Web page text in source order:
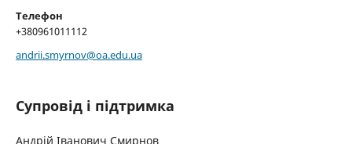
Телефон
+380961011112
andrii.smyrnov@oa.edu.ua
Супровід і підтримка
Андрій Іванович Смирнов